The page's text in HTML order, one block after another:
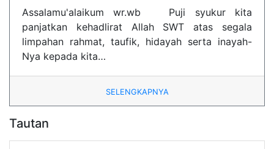
Assalamu'alaikum wr.wb Puji syukur kita
panjatkan kehadlirat Allah SWT atas segala
limpahan rahmat, taufik, hidayah serta inayah-
Nya kepada kita…
SELENGKAPNYA
Tautan